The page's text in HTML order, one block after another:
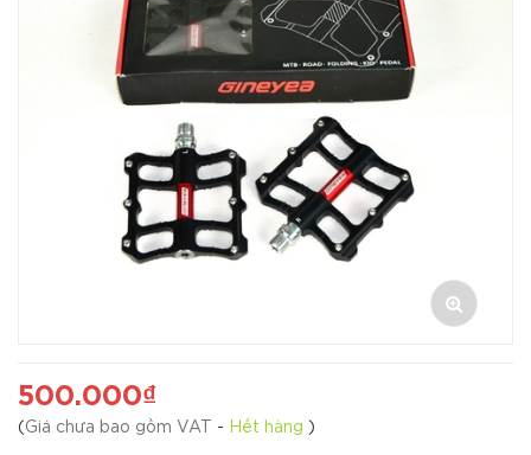
500.000₫
( Giá chưa bao gồm VAT - Hết hàng )